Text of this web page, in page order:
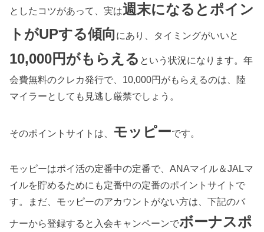
としたコツがあって、実は週末になるとポイン
トがUPする傾向 にあり、タイミングがいいと
10,000円がもらえる という状況になります。年
会費無料のクレカ発行で、10,000円がもらえるのは、陸
マイラーとしても見逃し厳禁でしょう。
そのポイントサイトは、 モッピーです。
モッピーはポイ活の定番中の定番で、ANAマイル＆JALマ
イルを貯めるためにも定番中の定番のポイントサイトで
す。まだ、モッピーのアカウントがない方は、下記のバ
ナーから登録すると入会キャンペーンでボーナスポ